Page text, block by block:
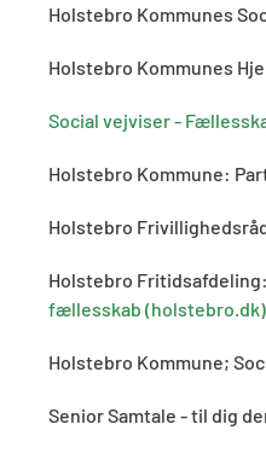
Holstebro Kommunes
Holstebro Kommunes
Social vejviser -
Holstebro Kommune:
Holstebro
Holstebro
fællesskab (holstebro.dk)
Holstebro Kommune;
Senior Samtale - til dig